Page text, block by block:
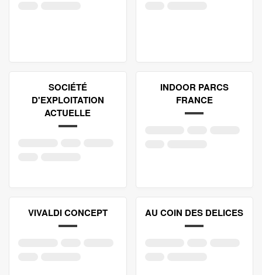
SOCIÉTÉ
D'EXPLOITATION
ACTUELLE
INDOOR PARCS
FRANCE
VIVALDI CONCEPT AU COIN DES DELICES